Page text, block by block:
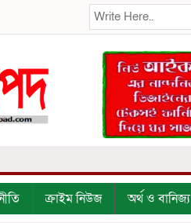
ক্রাইম নিউজ অর্থ ও বানিজ্য